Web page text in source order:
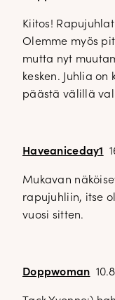
Kiitos!
Olemme myös
mutta nyt
kesken. Juhlia
päästä välillä
Haveaniceday1
Mukavan
rapujuhliin, itse
vuosi sitten.
Doppwoman